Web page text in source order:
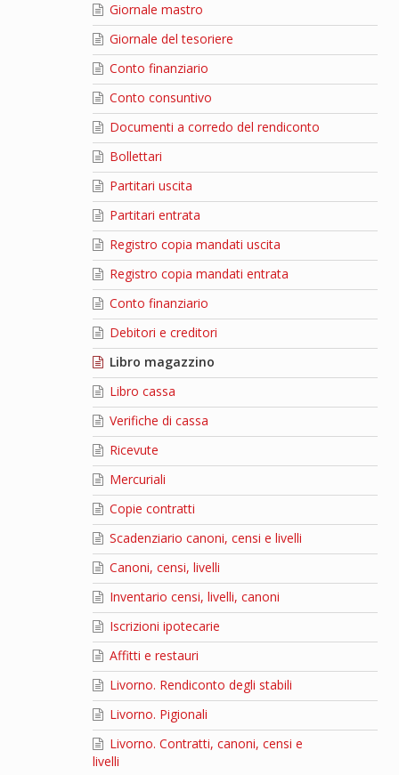
Giornale mastro
Giornale del tesoriere
Conto finanziario
Conto consuntivo
Documenti a corredo del rendiconto
Bollettari
Partitari uscita
Partitari entrata
Registro copia mandati uscita
Registro copia mandati entrata
Conto finanziario
Debitori e creditori
Libro magazzino
Libro cassa
Verifiche di cassa
Ricevute
Mercuriali
Copie contratti
Scadenziario canoni, censi e livelli
Canoni, censi, livelli
Inventario censi, livelli, canoni
Iscrizioni ipotecarie
Affitti e restauri
Livorno. Rendiconto degli stabili
Livorno. Pigionali
Livorno. Contratti, canoni, censi e
livelli